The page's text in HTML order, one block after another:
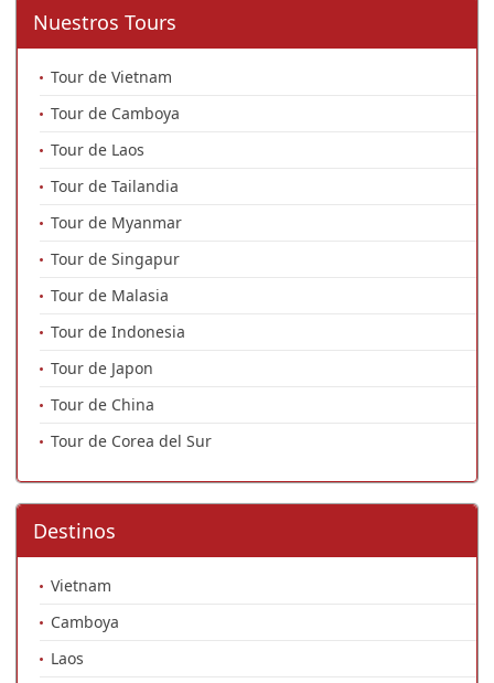
Nuestros Tours
Tour de Vietnam
Tour de Camboya
Tour de Laos
Tour de Tailandia
Tour de Myanmar
Tour de Singapur
Tour de Malasia
Tour de Indonesia
Tour de Japon
Tour de China
Tour de Corea del Sur
Destinos
Vietnam
Camboya
Laos